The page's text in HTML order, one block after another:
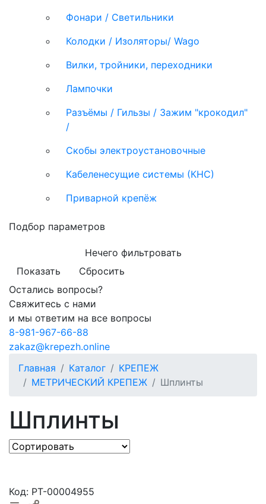
Фонари / Светильники
Колодки / Изоляторы/ Wago
Вилки, тройники, переходники
Лампочки
Разъёмы / Гильзы / Зажим "крокодил"
/
Скобы электроустановочные
Кабеленесущие системы (КНС)
Приварной крепёж
Подбор параметров
Нечего фильтровать
Показать
Сбросить
Остались вопросы?
Свяжитесь с нами
и мы ответим на все вопросы
8-981-967-66-88
zakaz@krepezh.online
Главная
Каталог
КРЕПЕЖ
МЕТРИЧЕСКИЙ КРЕПЕЖ
Шплинты
Шплинты
Код: РТ-00004955